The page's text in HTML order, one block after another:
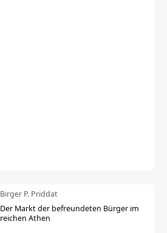
Birger P. Priddat
Der Markt der befreundeten Bürger im
reichen Athen